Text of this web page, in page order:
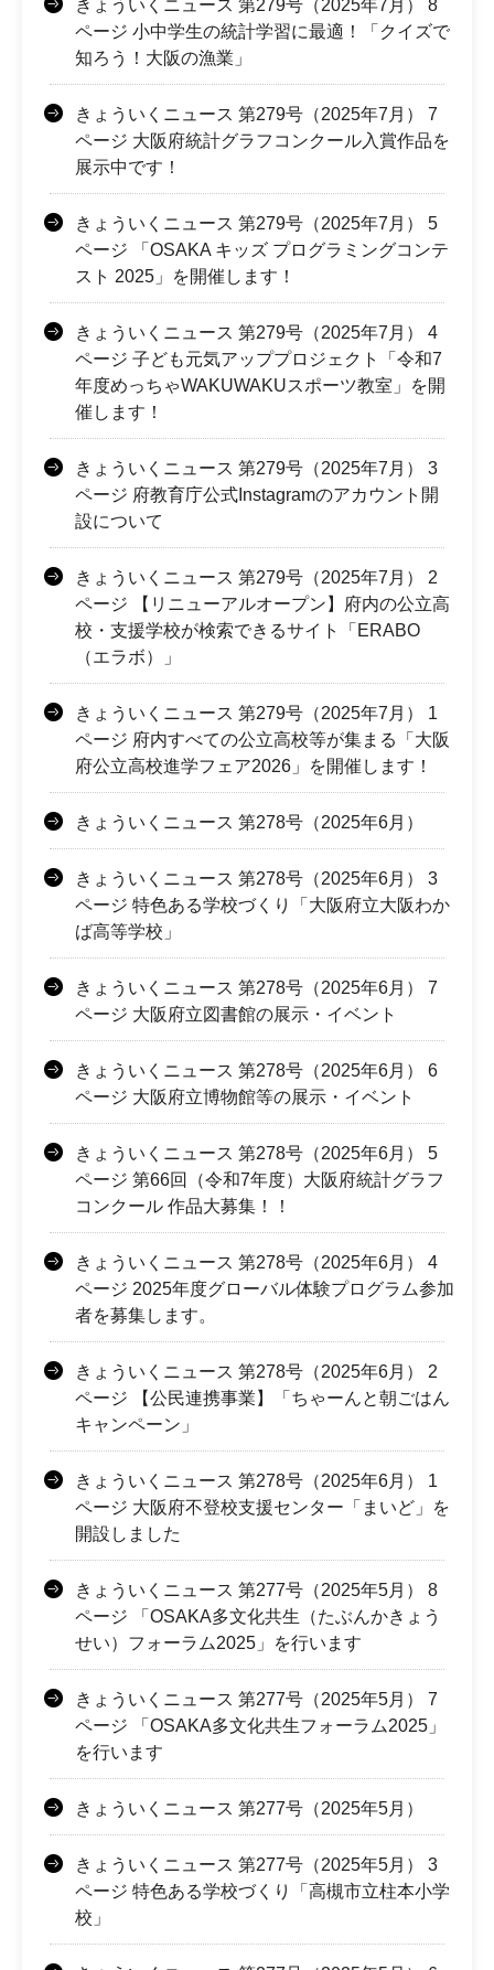
きょういくニュース 第279号（2025年7月） 8
ページ 小中学生の統計学習に最適！「クイズで
知ろう！大阪の漁業」
きょういくニュース 第279号（2025年7月） 7
ページ 大阪府統計グラフコンクール入賞作品を
展示中です！
きょういくニュース 第279号（2025年7月） 5
ページ 「OSAKA キッズ プログラミングコンテ
スト 2025」を開催します！
きょういくニュース 第279号（2025年7月） 4
ページ 子ども元気アッププロジェクト「令和7
年度めっちゃWAKUWAKUスポーツ教室」を開
催します！
きょういくニュース 第279号（2025年7月） 3
ページ 府教育庁公式Instagramのアカウント開
設について
きょういくニュース 第279号（2025年7月） 2
ページ 【リニューアルオープン】府内の公立高
校・支援学校が検索できるサイト「ERABO
（エラボ）」
きょういくニュース 第279号（2025年7月） 1
ページ 府内すべての公立高校等が集まる「大阪
府公立高校進学フェア2026」を開催します！
きょういくニュース 第278号（2025年6月）
きょういくニュース 第278号（2025年6月） 3
ページ 特色ある学校づくり「大阪府立大阪わか
ば高等学校」
きょういくニュース 第278号（2025年6月） 7
ページ 大阪府立図書館の展示・イベント
きょういくニュース 第278号（2025年6月） 6
ページ 大阪府立博物館等の展示・イベント
きょういくニュース 第278号（2025年6月） 5
ページ 第66回（令和7年度）大阪府統計グラフ
コンクール 作品大募集！！
きょういくニュース 第278号（2025年6月） 4
ページ 2025年度グローバル体験プログラム参加
者を募集します。
きょういくニュース 第278号（2025年6月） 2
ページ 【公民連携事業】「ちゃーんと朝ごはん
キャンペーン」
きょういくニュース 第278号（2025年6月） 1
ページ 大阪府不登校支援センター「まいど」を
開設しました
きょういくニュース 第277号（2025年5月） 8
ページ 「OSAKA多文化共生（たぶんかきょう
せい）フォーラム2025」を行います
きょういくニュース 第277号（2025年5月） 7
ページ 「OSAKA多文化共生フォーラム2025」
を行います
きょういくニュース 第277号（2025年5月）
きょういくニュース 第277号（2025年5月） 3
ページ 特色ある学校づくり「高槻市立柱本小学
校」